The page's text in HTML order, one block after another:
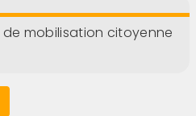
mobilisation citoyenne
17